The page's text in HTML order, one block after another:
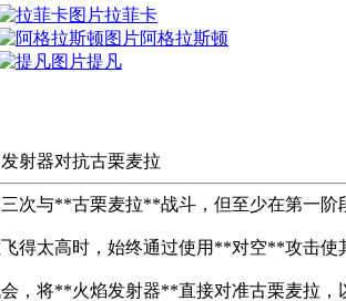
拉菲卡
阿格拉斯顿
提凡
次与**古栗麦拉**战斗，但至少在第一
得太高时，始终通过使用**对空**攻击使
，将**火焰发射器**直接对准古栗麦拉，